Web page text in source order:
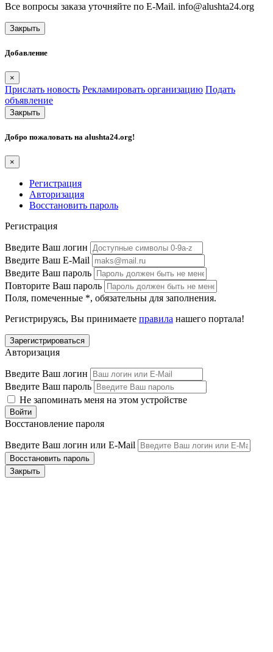
Все вопросы заказа уточняйте по E-Mail. info@alushta24.org
Закрыть
Добавление
×
Прислать новость Рекламировать организацию Подать
объявление
Закрыть
Добро пожаловать на alushta24.org!
×
Регистрация
Авторизация
Восстановить пароль
Регистрация
Введите Ваш логин
Введите Ваш E-Mail
Введите Ваш пароль
Повторите Ваш пароль
Поля, помеченные *, обязательны для заполнения.
Регистрируясь, Вы принимаете правила нашего портала!
Авторизация
Введите Ваш логин
Введите Ваш пароль
Не запоминать меня на этом устройстве
Восстановление пароля
Введите Ваш логин или E-Mail
Закрыть